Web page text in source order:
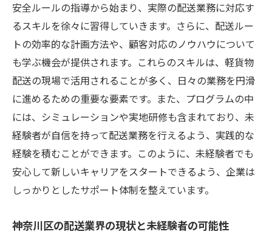
サポート体制が提供する安心感とその理由
未経験者が安心して働ける職場環境づくり
サポートを受けるメリットとデメリット
未経験者に向けたアフターサポートの重要
性
都市の活気と自然が融合する神奈川区での軽貨
物配送未経験者サポート
神奈川区ならではの配送の魅力と特徴
活気ある都市で働くことのメリット
自然豊かな環境での配送のポイント
神奈川区での配送業務の効率的な進め方
安全ルールの指導から始まり、実際の配送業務に対応す
るスキルを徐々に習得していきます。さらに、配送ルー
トの効率的な計画方法や、顧客対応のノウハウについて
も学ぶ機会が提供されます。これらのスキルは、軽貨物
配送の現場で活用されることが多く、日々の業務を円滑
に進めるための重要な要素です。また、プログラムの中
には、シミュレーションや実地研修も含まれており、未
経験者が自信を持って配送業務を行えるよう、実践的な
経験を積むことができます。このように、未経験者でも
安心して新しいキャリアをスタートできるよう、企業は
しっかりとしたサポート体制を整えています。
神奈川区の配送業界の現状と未経験者の可能性